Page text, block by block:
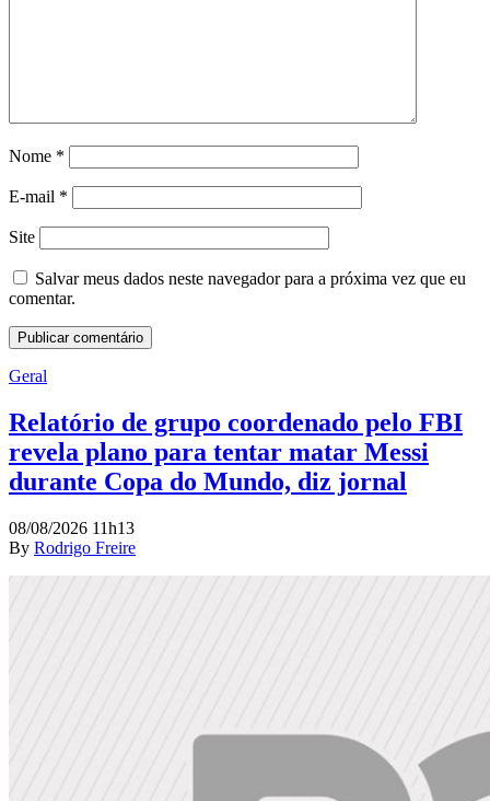
Nome *
E-mail *
Site
Salvar meus dados neste navegador para a próxima vez que eu
comentar.
Geral
Relatório de grupo coordenado pelo FBI
revela plano para tentar matar Messi
durante Copa do Mundo, diz jornal
08/08/2026 11h13
By Rodrigo Freire